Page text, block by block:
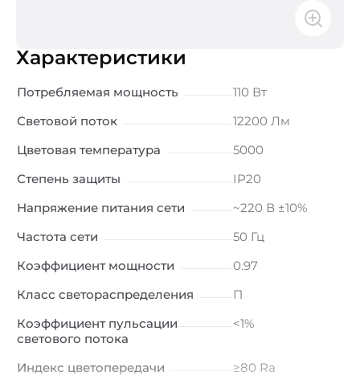
Характеристики
Потребляемая мощность
110 Вт
Световой поток
12200 Лм
Цветовая температура
5000
Степень защиты
IP20
Напряжение питания сети
~220 В ±10%
Частота сети
50 Гц
Коэффициент мощности
0.97
Класс светораспределения
П
Коэффициент пульсации
светового потока
<1%
Индекс цветопередачи
≥80 Ra